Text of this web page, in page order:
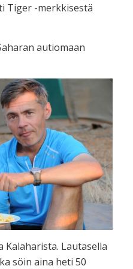
Tiger -merkkisestä
autiomaan
Kalaharista. Lautasella
söin aina heti 50